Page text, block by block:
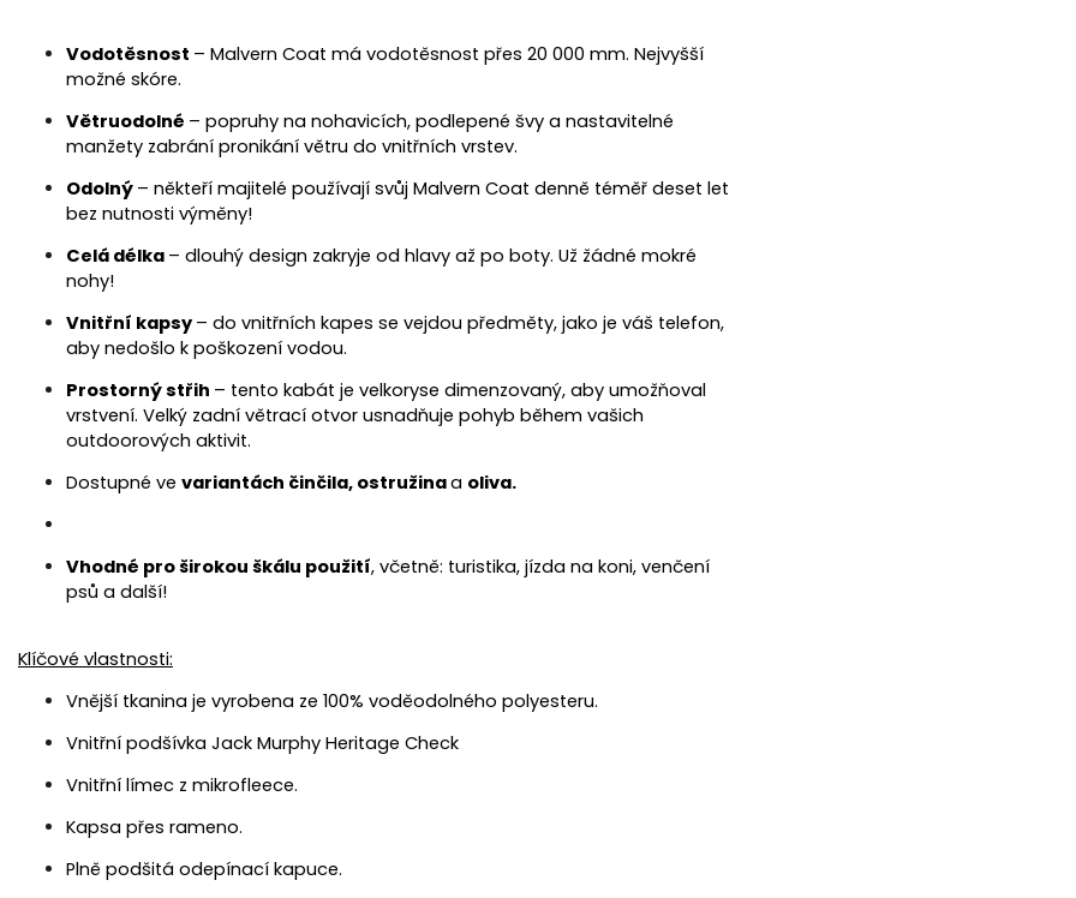
Vodotěsnost – Malvern Coat má vodotěsnost přes 20 000 mm. Nejvyšší
možné skóre.
Větruodolné – popruhy na nohavicích, podlepené švy a nastavitelné
manžety zabrání pronikání větru do vnitřních vrstev.
Odolný – někteří majitelé používají svůj Malvern Coat denně téměř deset let
bez nutnosti výměny!
Celá délka – dlouhý design zakryje od hlavy až po boty. Už žádné mokré
nohy!
Vnitřní kapsy – do vnitřních kapes se vejdou předměty, jako je váš telefon,
aby nedošlo k poškození vodou.
Prostorný střih – tento kabát je velkoryse dimenzovaný, aby umožňoval
vrstvení. Velký zadní větrací otvor usnadňuje pohyb během vašich
outdoorových aktivit.
Dostupné ve variantách činčila, ostružinaa oliva.
Vhodné pro širokou škálu použití, včetně: turistika, jízda na koni, venčení
psů a další!
Klíčové vlastnosti:
Vnější tkanina je vyrobena ze 100% voděodolného polyesteru.
Vnitřní podšívka Jack Murphy Heritage Check
Vnitřní límec z mikrofleece.
Kapsa přes rameno.
Plně podšitá odepínací kapuce.